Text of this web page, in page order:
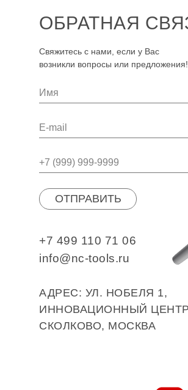
ОБРАТНАЯ
Свяжитесь с нами, если у Вас
возникли вопросы или предложения!
+7 499 110 71 06
info@nc-tools.ru
АДРЕС: УЛ. НОБЕЛЯ 1,
ИННОВАЦИОННЫЙ ЦЕНТР
СКОЛКОВО, МОСКВА
ОТПРАВИТЬ